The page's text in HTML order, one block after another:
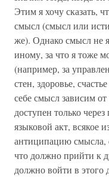
Этим я хочу сказать,
смысл (смысл или
же). Однако смысл не
иному, за что я тоже
(например, за
стен, здоровье,
себе смысл зависим
доступен только
языковой акт, всякое
антиципацию смысла,
что должно прийти к
должно войти в этого